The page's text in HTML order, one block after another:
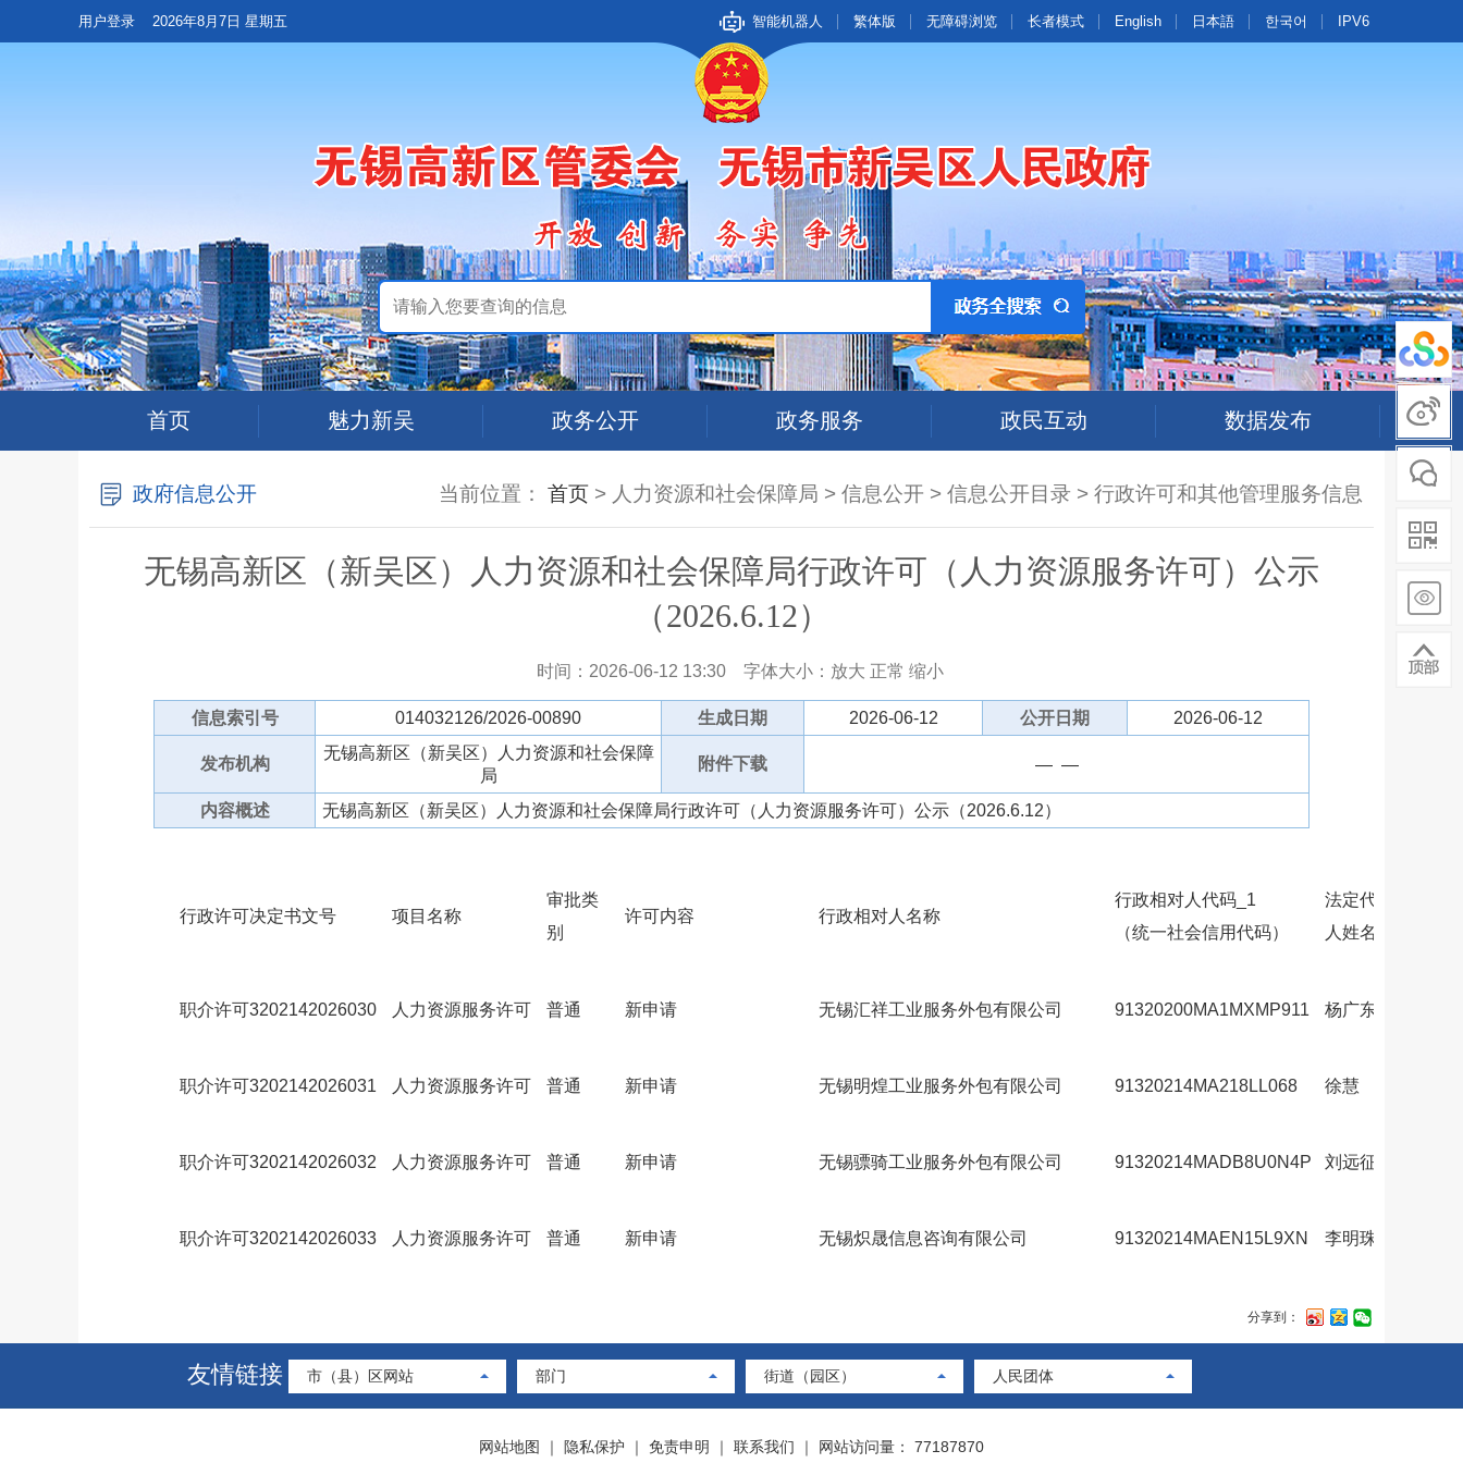
用户登录 2026年8月7日 星期五 智能机器人 繁体版 无障碍浏览 长者模式 English 日本語 한국어 IPV6
首页 魅力新吴 政务公开 政务服务 政民互动 数据发布
政府信息公开 当前位置： 首页 > 人力资源和社会保障局 > 信息公开 > 信息公开目录 > 行政许可和其他管理服务信息
无锡高新区（新吴区）人力资源和社会保障局行政许可（人力资源服务许可）公示
（2026.6.12）
时间：2026-06-12 13:30 字体大小： 放大 正常 缩小
信息索引号 014032126/2026-00890 生成日期 2026-06-12 公开日期 2026-06-12
发布机构
无锡高新区（新吴区）人力资源和社会保障
局
附件下载 — —
内容概述 无锡高新区（新吴区）人力资源和社会保障局行政许可（人力资源服务许可）公示（2026.6.12）
行政许可决定书文号 项目名称
审批类
别
许可内容 行政相对人名称
行政相对人代码_1
（统一社会信用代码）
法定代表
人姓名
职介许可3202142026030 人力资源服务许可 普通 新申请 无锡汇祥工业服务外包有限公司 91320200MA1MXMP911 杨广东
职介许可3202142026031 人力资源服务许可 普通 新申请 无锡明煌工业服务外包有限公司 91320214MA218LL068 徐慧
职介许可3202142026032 人力资源服务许可 普通 新申请 无锡骠骑工业服务外包有限公司 91320214MADB8U0N4P 刘远征
职介许可3202142026033 人力资源服务许可 普通 新申请 无锡炽晟信息咨询有限公司 91320214MAEN15L9XN 李明珠
分享到：
友情链接 市（县）区网站 部门 街道（园区） 人民团体
网站地图 ｜ 隐私保护 ｜ 免责申明 ｜ 联系我们 ｜ 网站访问量： 77187870